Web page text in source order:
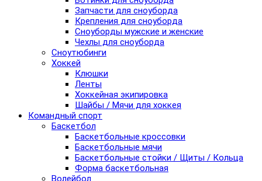
Запчасти для сноуборда
Крепления для сноуборда
Сноуборды мужские и женские
Чехлы для сноуборда
Сноутюбинги
Хоккей
Клюшки
Ленты
Хоккейная экипировка
Шайбы / Мячи для хоккея
Командный спорт
Баскетбол
Баскетбольные кроссовки
Баскетбольные мячи
Баскетбольные стойки / Щиты / Кольца
Форма баскетбольная
Волейбол